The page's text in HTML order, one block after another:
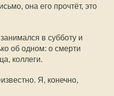
она его прочтёт, это
в субботу и
об одном: о смерти
коллеги.
Я, конечно,